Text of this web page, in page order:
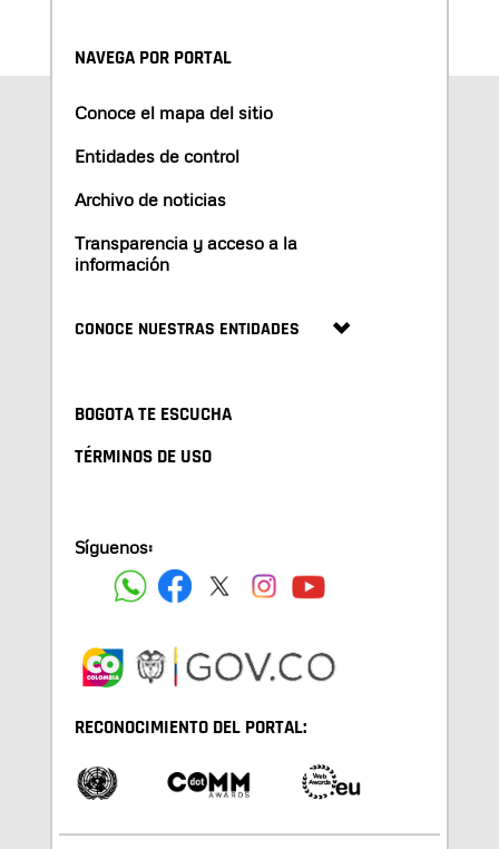
NAVEGA POR PORTAL
Conoce el mapa del sitio
Entidades de control
Archivo de noticias
Transparencia y acceso a la
información
CONOCE NUESTRAS ENTIDADES
BOGOTA TE ESCUCHA
TÉRMINOS DE USO
Síguenos:
RECONOCIMIENTO DEL PORTAL: